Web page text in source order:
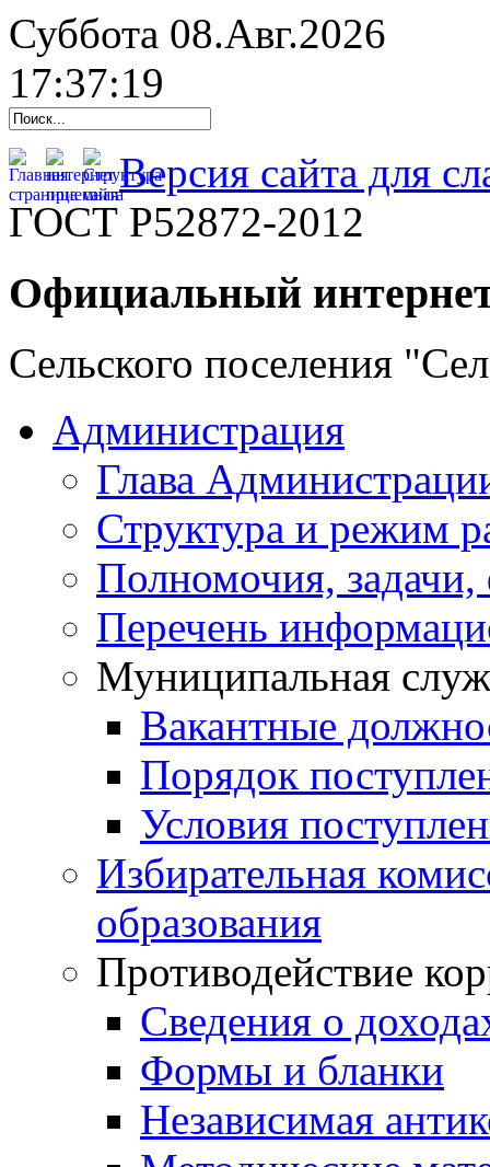
Суббота 08.Авг.2026
17:37:20
Версия сайта для
ГОСТ Р52872-2012
Официальный
Сельского поселения
Администрация
Глава
Структура и режим
Полномочия,
Перечень
Муниципальная
Вакантные
Порядок
Условия
Избирательная
образования
Противодействие
Сведения о
Формы и бланки
Независимая